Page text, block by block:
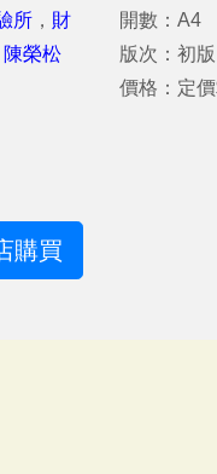
所 ， 財
陳榮松
開數：A4
版次：初版
價格：定
購買